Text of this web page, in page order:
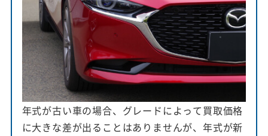
年式が古い車の場合、グレードによって買取価格
に大きな差が出ることはありませんが、年式が新